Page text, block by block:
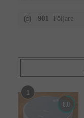
901 Följare
1
8.0